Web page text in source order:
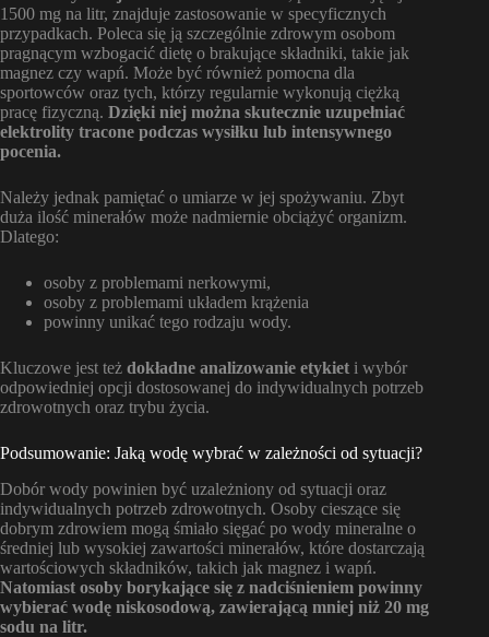
1500 mg na litr, znajduje zastosowanie w specyficznych
przypadkach. Poleca się ją szczególnie zdrowym osobom
pragnącym wzbogacić dietę o brakujące składniki, takie jak
magnez czy wapń. Może być również pomocna dla
sportowców oraz tych, którzy regularnie wykonują ciężką
pracę fizyczną. Dzięki niej można skutecznie uzupełniać
elektrolity tracone podczas wysiłku lub intensywnego
pocenia.
Należy jednak pamiętać o umiarze w jej spożywaniu. Zbyt
duża ilość minerałów może nadmiernie obciążyć organizm.
Dlatego:
osoby z problemami nerkowymi,
osoby z problemami układem krążenia
powinny unikać tego rodzaju wody.
Kluczowe jest też dokładne analizowanie etykiet i wybór
odpowiedniej opcji dostosowanej do indywidualnych potrzeb
zdrowotnych oraz trybu życia.
Podsumowanie: Jaką wodę wybrać w zależności od sytuacji?
Dobór wody powinien być uzależniony od sytuacji oraz
indywidualnych potrzeb zdrowotnych. Osoby cieszące się
dobrym zdrowiem mogą śmiało sięgać po wody mineralne o
średniej lub wysokiej zawartości minerałów, które dostarczają
wartościowych składników, takich jak magnez i wapń.
Natomiast osoby borykające się z nadciśnieniem powinny
wybierać wodę niskosodową, zawierającą mniej niż 20 mg
sodu na litr.